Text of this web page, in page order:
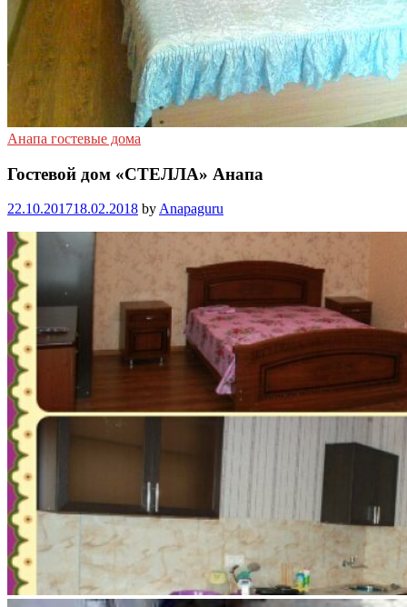
Анапа гостевые дома
Гостевой дом «СТЕЛЛА» Анапа
22.10.201718.02.2018 by Anapaguru